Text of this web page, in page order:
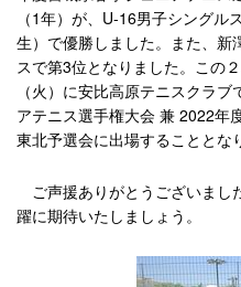
（1年）が、U-16男子シング
生）で優勝しました。また、
スで第3位となりました。この
（火）に安比高原テニスクラ
アテニス選手権大会 兼 2022年
東北予選会に出場することとな
ご声援ありがとうございまし
躍に期待いたしましょう。